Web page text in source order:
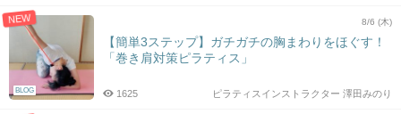
NEW
BLOG
8/6 (木)
【簡単3ステップ】ガチガチの胸まわりをほぐす！
「巻き肩対策ピラティス」
ピラティスインストラクター 澤田みのり
1625